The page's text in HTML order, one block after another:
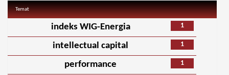
Temat
1
indeks WIG-Energia
1
intellectual capital
1
performance